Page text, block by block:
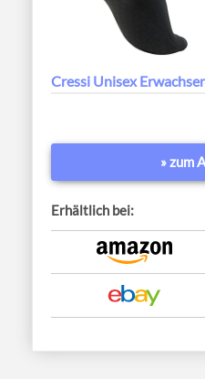
Cressi Unisex
» zum
Erhältlich bei: